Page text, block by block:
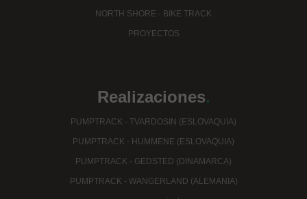
NORTH SHORE - BIKE TRACK
PROYECTOS
Realizaciones.
PUMPTRACK - TVARDOSIN (ESLOVAQUIA)
PUMPTRACK - HUMMENE (ESLOVAQUIA)
PUMPTRACK - GEDSTED (DINAMARCA)
PUMPTRACK - WANGERLAND (ALEMANIA)